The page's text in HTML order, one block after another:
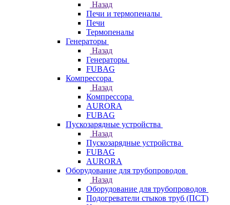
Назад
Печи и термопеналы
Печи
Термопеналы
Генераторы
Назад
Генераторы
FUBAG
Компрессора
Назад
Компрессора
AURORA
FUBAG
Пускозарядные устройства
Назад
Пускозарядные устройства
FUBAG
AURORA
Оборудование для трубопроводов
Назад
Оборудование для трубопроводов
Подогреватели стыков труб (ПСТ)